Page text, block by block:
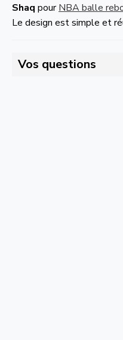
Shaq pourNBA balle
Le design est simple et
Vos questions